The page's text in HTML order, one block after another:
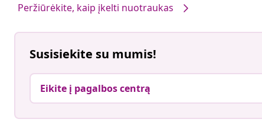
Peržiūrėkite, kaip įkelti nuotraukas
Susisiekite su mumis!
Eikite į pagalbos centrą